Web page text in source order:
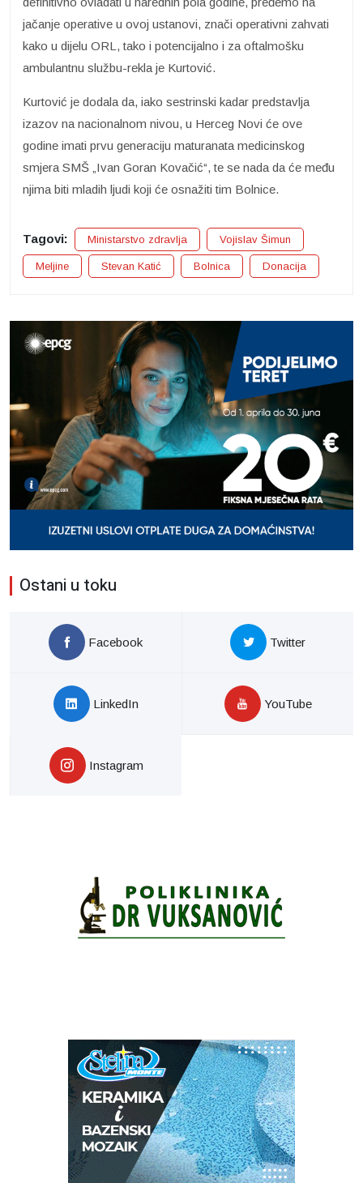
jačanje operative u ovoj ustanovi, znači operativni zahvati
kako u dijelu ORL, tako i potencijalno i za oftalmošku
ambulantnu službu-rekla je Kurtović.
Kurtović je dodala da, iako sestrinski kadar predstavlja
izazov na nacionalnom nivou, u Herceg Novi će ove
godine imati prvu generaciju maturanata medicinskog
smjera SMŠ „Ivan Goran Kovačić“, te se nada da će među
njima biti mladih ljudi koji će osnažiti tim Bolnice.
Tagovi: Ministarstvo zdravlja Vojislav Šimun
Meljine Stevan Katić Bolnica Donacija
Ostani u toku
Facebook Twitter
LinkedIn YouTube
Instagram